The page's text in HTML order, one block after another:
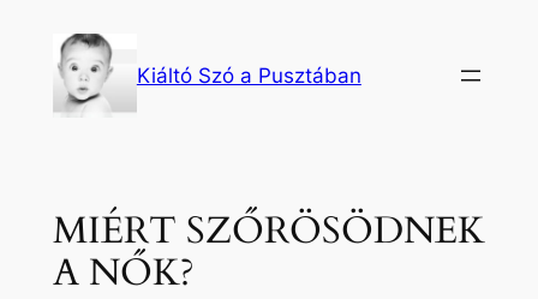
tartalomhoz
Kiáltó Szó a Pusztában
MIÉRT SZŐRÖSÖDNEK
A NŐK?